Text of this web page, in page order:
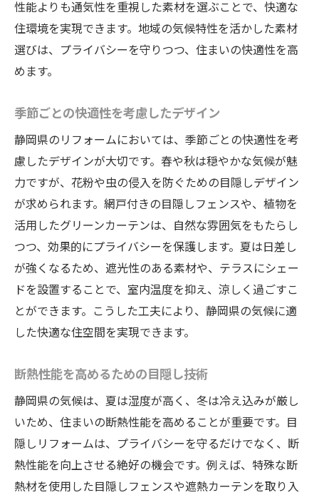
リフォームで実現する静岡県の快適な住空間
防音対策を施した静かな住まい
エネルギー効率を高めるリフォーム手法
住み心地を向上させる最新技術の導入
静岡県での目隠しリフォームがもたらす安心感
プライバシーがもたらす心の平穏
安全性を向上させるリフォームの重要性
家族の安心を支えるリフォーム事例
持続可能な生活のための選択
日常生活の利便性を高める工夫
デア
地元の材料を使用したリフォーム
静岡県の風景に溶け込むデザイン
地域特有の文化を取り入れた目隠し
風土を活かした施工のポイント
性能よりも通気性を重視した素材を選ぶことで、快適な
住環境を実現できます。地域の気候特性を活かした素材
選びは、プライバシーを守りつつ、住まいの快適性を高
めます。
季節ごとの快適性を考慮したデザイン
静岡県のリフォームにおいては、季節ごとの快適性を考
慮したデザインが大切です。春や秋は穏やかな気候が魅
力ですが、花粉や虫の侵入を防ぐための目隠しデザイン
が求められます。網戸付きの目隠しフェンスや、植物を
活用したグリーンカーテンは、自然な雰囲気をもたらし
つつ、効果的にプライバシーを保護します。夏は日差し
が強くなるため、遮光性のある素材や、テラスにシェー
ドを設置することで、室内温度を抑え、涼しく過ごすこ
とができます。こうした工夫により、静岡県の気候に適
した快適な住空間を実現できます。
断熱性能を高めるための目隠し技術
静岡県の気候は、夏は湿度が高く、冬は冷え込みが厳し
いため、住まいの断熱性能を高めることが重要です。目
隠しリフォームは、プライバシーを守るだけでなく、断
熱性能を向上させる絶好の機会です。例えば、特殊な断
熱材を使用した目隠しフェンスや遮熱カーテンを取り入